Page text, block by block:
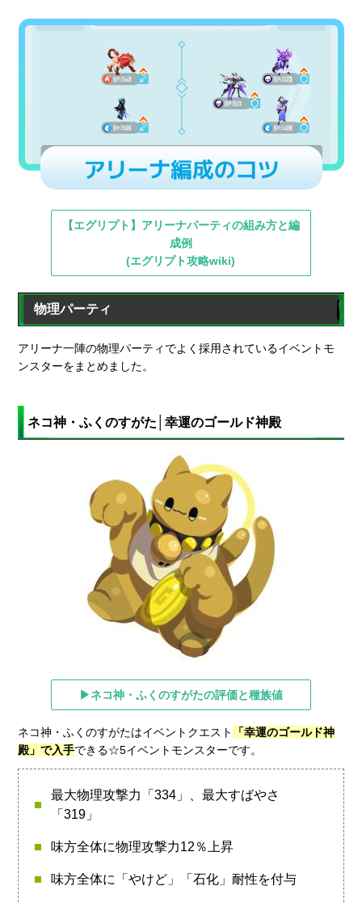
【エグリプト】アリーナパーティの組み方と編
成例
(エグリプト攻略wiki)
物理パーティ
アリーナ一陣の物理パーティでよく採用されているイベントモ
ンスターをまとめました。
ネコ神・ふくのすがた│幸運のゴールド神殿
▶ネコ神・ふくのすがたの評価と種族値
ネコ神・ふくのすがたはイベントクエスト
「幸運のゴールド神
殿」で入手できる☆5イベントモンスターです。
最大物理攻撃力「334」、最大すばやさ
「319」
味方全体に物理攻撃力12％上昇
味方全体に「やけど」「石化」耐性を付与